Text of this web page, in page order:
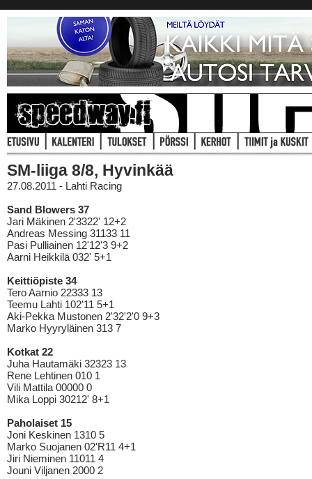
SM-liiga 8/8, Hyvinkää
27.08.2011 - Lahti Racing
Sand Blowers 37
Jari Mäkinen 2'3322' 12+2
Andreas Messing 31133 11
Pasi Pulliainen 12'12'3 9+2
Aarni Heikkilä 032' 5+1
Keittiöpiste 34
Tero Aarnio 22333 13
Teemu Lahti 102'11 5+1
Aki-Pekka Mustonen 2'32'2'0 9+3
Marko Hyyryläinen 313 7
Kotkat 22
Juha Hautamäki 32323 13
Rene Lehtinen 010 1
Vili Mattila 00000 0
Mika Loppi 30212' 8+1
Paholaiset 15
Joni Keskinen 1310 5
Marko Suojanen 02'R11 4+1
Jiri Nieminen 11011 4
Jouni Viljanen 2000 2